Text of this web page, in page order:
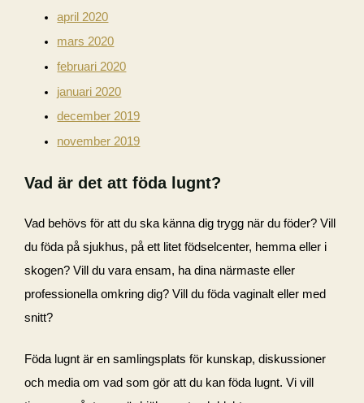
april 2020
mars 2020
februari 2020
januari 2020
december 2019
november 2019
Vad är det att föda lugnt?
Vad behövs för att du ska känna dig trygg när du föder? Vill
du föda på sjukhus, på ett litet födselcenter, hemma eller i
skogen? Vill du vara ensam, ha dina närmaste eller
professionella omkring dig? Vill du föda vaginalt eller med
snitt?
Föda lugnt är en samlingsplats för kunskap, diskussioner
och media om vad som gör att du kan föda lugnt. Vi vill